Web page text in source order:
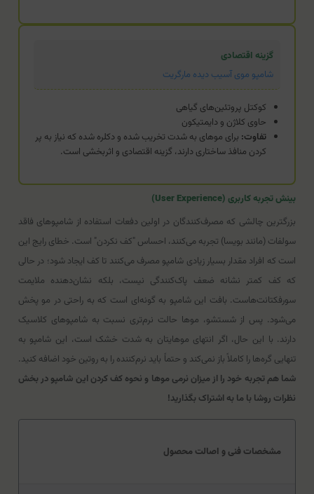
گزینه اقتصادی
شامپو موی آسیب دیده مارگریت
کوکتل پروتئین‌های گیاهی
حاوی کلاژن و دایمتیکون
تفاوت: برای موهای به شدت تخریب شده و دکلره شده که نیاز به پر
کردن منافذ ساختاری دارند، گزینه اقتصادی و اثربخشی است.
بینش تجربه کاربری (User Experience)
بزرگترین چالشی که مصرف‌کنندگان در اولین دفعات استفاده از شامپوهای فاقد
سولفات (مانند بویسا) تجربه می‌کنند، احساس "کف نکردن" است. خطای رایج این
است که افراد مقدار بسیار زیادی شامپو مصرف می‌کنند تا کف ایجاد شود؛ در حالی
که کف کمتر نشانه ضعف پاک‌کنندگی نیست، بلکه نشان‌دهنده ملایمت
سورفکتانت‌هاست. بافت این شامپو به گونه‌ای است که به راحتی در مو پخش
می‌شود. پس از شستشو، موها حالت نرم‌تری نسبت به شامپوهای کلاسیک
دارند. با این حال، اگر انتهای موهایتان به شدت خشک است، این شامپو به
تنهایی گره‌ها را کاملاً باز نمی‌کند و حتماً باید نرم‌کننده را به روتین خود اضافه کنید.
شما هم تجربه خود را از میزان نرمی موها و نحوه کف کردن این شامپو در بخش
نظرات روشا با ما به اشتراک بگذارید!
مشخصات فنی و اصالت محصول